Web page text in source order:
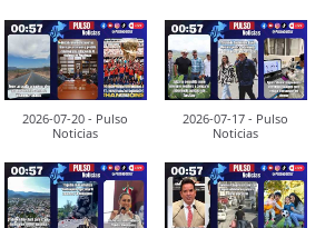
2026-07-20 - Pulso
Noticias
2026-07-17 - Pulso
Noticias